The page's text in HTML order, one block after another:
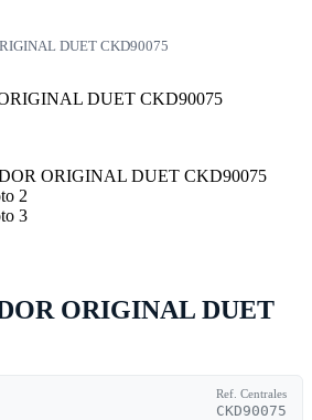
DUET CKD90075
ORIGINAL DUET
Ref. Centrales
CKD90075